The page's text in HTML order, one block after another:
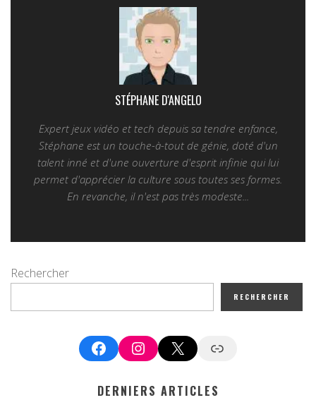
STÉPHANE D'ANGELO
Expert jeux vidéo et tech depuis sa tendre enfance,
Stéphane est un touche-à-tout de génie, doté d'un
talent inné et d'une ouverture d'esprit infinie qui lui
permet d'apprécier la culture sous toutes ses formes.
En revanche, il n'est pas très modeste...
Rechercher
RECHERCHER
FacebookInstagram
X Google News
DERNIERS ARTICLES